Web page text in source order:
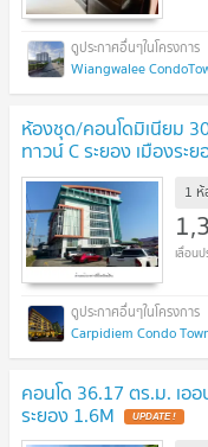
Wiangwalee
ห้องชุด/คอนโดมิเนียม
ทาวน์ C ระยอง เมืองระ
1
Carpidiem Condo
คอนโด 36.17 ตร.ม. เอ
ระยอง 1.6M